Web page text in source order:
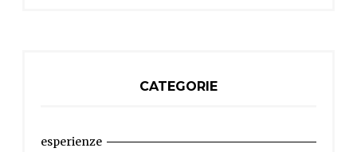
CATEGORIE
esperienze